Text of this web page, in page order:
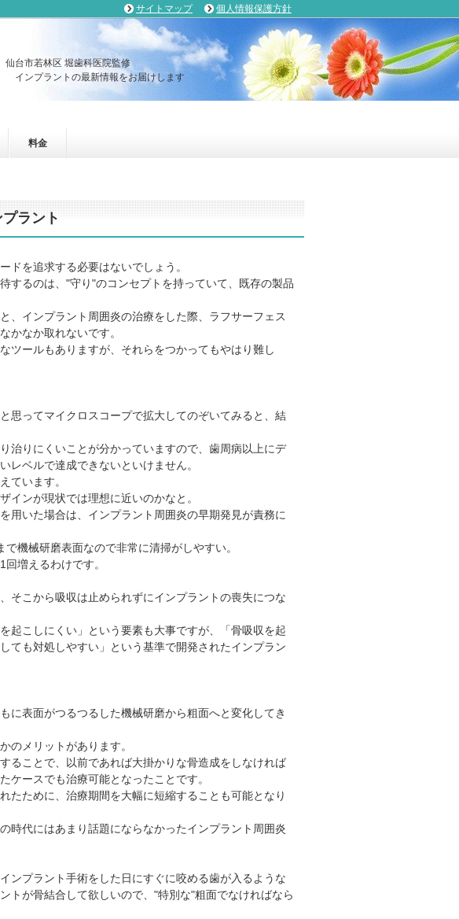
仙台市若林区 堀歯科医院監修
インプラントの最新情報をお届けします
料金
ラント
ドを追求する必要はないでしょう。
するのは、"守り"のコンセプトを持っていて、既存の製品
、インプラント周囲炎の治療をした際、ラフサーフェス
かなか取れないです。
ツールもありますが、それらをつかってもやはり難し
思ってマイクロスコープで拡大してのぞいてみると、結
治りにくいことが分かっていますので、歯周病以上にデ
レベルで達成できないといけません。
ています。
インが現状では理想に近いのかなと。
用いた場合は、インプラント周囲炎の早期発見が責務に
機械研磨表面なので非常に清掃がしやすい。
増えるわけです。
そこから吸収は止められずにインプラントの喪失につな
起こしにくい」という要素も大事ですが、「骨吸収を起
ても対処しやすい」という基準で開発されたインプラン
に表面がつるつるした機械研磨から粗面へと変化してき
のメリットがあります。
ることで、以前であれば大掛かりな骨造成をしなければ
ケースでも治療可能となったことです。
たために、治療期間を大幅に短縮することも可能となり
時代にはあまり話題にならなかったインプラント周囲炎
ンプラント手術をした日にすぐに咬める歯が入るような
トが骨結合して欲しいので、"特別な"粗面でなければなら
サイトマップ 個人情報保護方針